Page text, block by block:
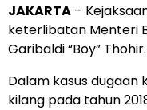
JAKARTA –
keterlibatan Menteri
Garibaldi “Boy” Thohir.
Dalam kasus
kilang pada tahun